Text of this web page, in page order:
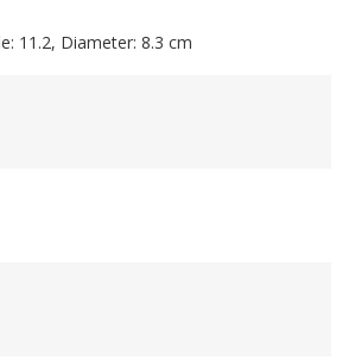
11.2, Diameter: 8.3 cm